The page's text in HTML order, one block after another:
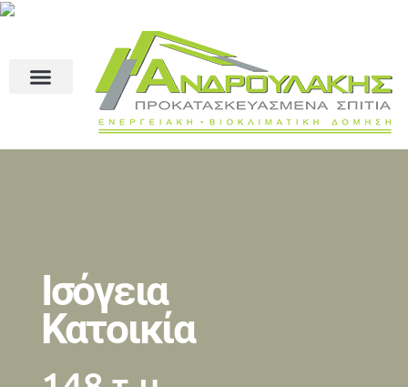
Ισόγεια
Κατοικία